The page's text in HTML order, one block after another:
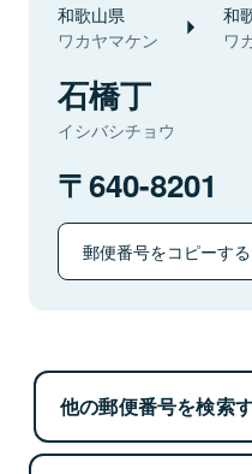
和歌山県
ワカヤマケン
和
ワ
石橋丁
イシバシチョウ
640-8201
郵便番号をコピーする
他の郵便番号を検索